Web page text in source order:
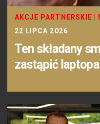
AKCJE PARTNERSKIE
22 LIPCA 2026
Ten składany
zastąpić laptopa